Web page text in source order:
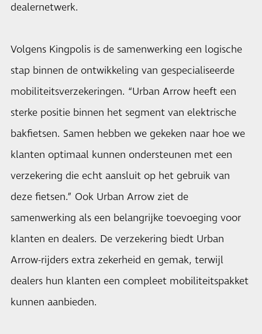
dealernetwerk.
Volgens Kingpolis is de samenwerking een logische
stap binnen de ontwikkeling van gespecialiseerde
mobiliteitsverzekeringen. “Urban Arrow heeft een
sterke positie binnen het segment van elektrische
bakfietsen. Samen hebben we gekeken naar hoe we
klanten optimaal kunnen ondersteunen met een
verzekering die echt aansluit op het gebruik van
deze fietsen.” Ook Urban Arrow ziet de
samenwerking als een belangrijke toevoeging voor
klanten en dealers. De verzekering biedt Urban
Arrow-rijders extra zekerheid en gemak, terwijl
dealers hun klanten een compleet mobiliteitspakket
kunnen aanbieden.